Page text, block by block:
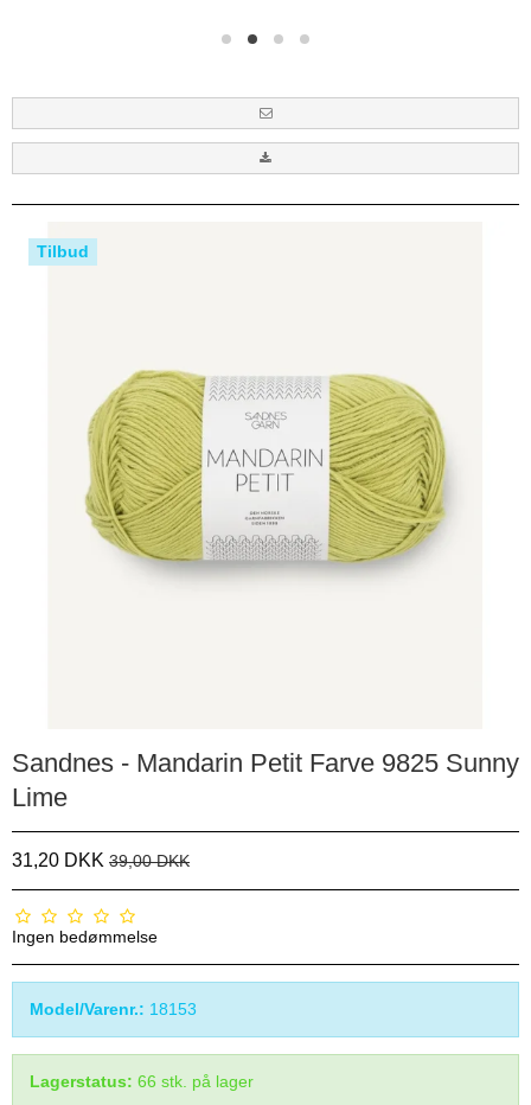
Tilbud
Sandnes - Mandarin Petit Farve 9825 Sunny
Lime
31,20 DKK 39,00 DKK
Ingen bedømmelse
Model/Varenr.: 18153
Lagerstatus: 66 stk. på lager